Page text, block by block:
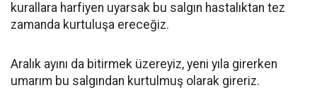
kurallara harfiyen uyarsak bu salgın hastalıktan tez
zamanda kurtuluşa ereceğiz.
Aralık ayını da bitirmek üzereyiz, yeni yıla girerken
umarım bu salgından kurtulmuş olarak gireriz.